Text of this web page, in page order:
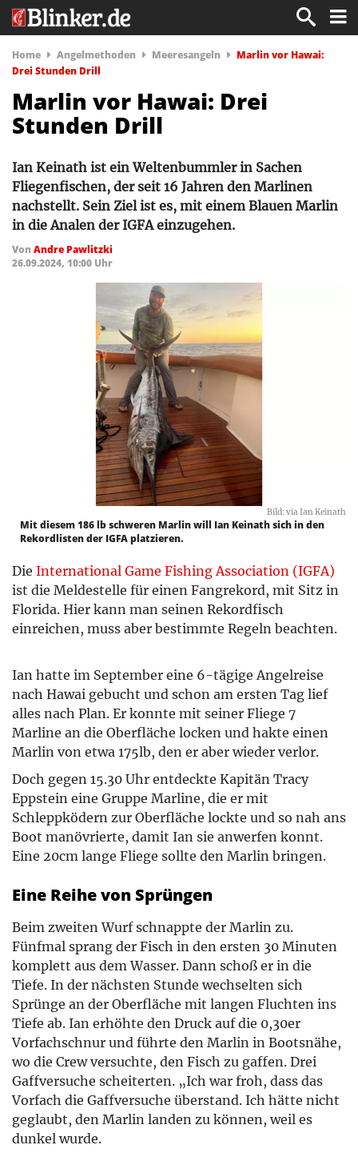
Home Angelmethoden Meeresangeln
Marlin vor Hawai:
Drei Stunden Drill
Marlin vor Hawai: Drei
Stunden Drill
Ian Keinath ist ein Weltenbummler in Sachen
Fliegenfischen, der seit 16 Jahren den Marlinen
nachstellt. Sein Ziel ist es, mit einem Blauen Marlin
in die Analen der IGFA einzugehen.
VonAndre Pawlitzki
26.09.2024, 10:00 Uhr
Bild: via Ian Keinath
Mit diesem 186 lb schweren Marlin will Ian Keinath sich in den
Rekordlisten der IGFA platzieren.
Die International Game Fishing Association (IGFA)
ist die Meldestelle für einen Fangrekord, mit Sitz in
Florida. Hier kann man seinen Rekordfisch
einreichen, muss aber bestimmte Regeln beachten.
Ian hatte im September eine 6-tägige Angelreise
nach Hawai gebucht und schon am ersten Tag lief
alles nach Plan. Er konnte mit seiner Fliege 7
Marline an die Oberfläche locken und hakte einen
Marlin von etwa 175lb, den er aber wieder verlor.
Doch gegen 15.30 Uhr entdeckte Kapitän Tracy
Eppstein eine Gruppe Marline, die er mit
Schleppködern zur Oberfläche lockte und so nah ans
Boot manövrierte, damit Ian sie anwerfen konnt.
Eine 20cm lange Fliege sollte den Marlin bringen.
Eine Reihe von Sprüngen
Beim zweiten Wurf schnappte der Marlin zu.
Fünfmal sprang der Fisch in den ersten 30 Minuten
komplett aus dem Wasser. Dann schoß er in die
Tiefe. In der nächsten Stunde wechselten sich
Sprünge an der Oberfläche mit langen Fluchten ins
Tiefe ab. Ian erhöhte den Druck auf die 0,30er
Vorfachschnur und führte den Marlin in Bootsnähe,
wo die Crew versuchte, den Fisch zu gaffen. Drei
Gaffversuche scheiterten. „Ich war froh, dass das
Vorfach die Gaffversuche überstand. Ich hätte nicht
geglaubt, den Marlin landen zu können, weil es
dunkel wurde.